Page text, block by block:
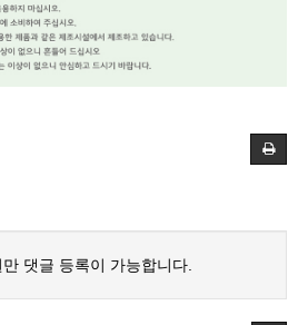
댓글 등록이 가능합니다.